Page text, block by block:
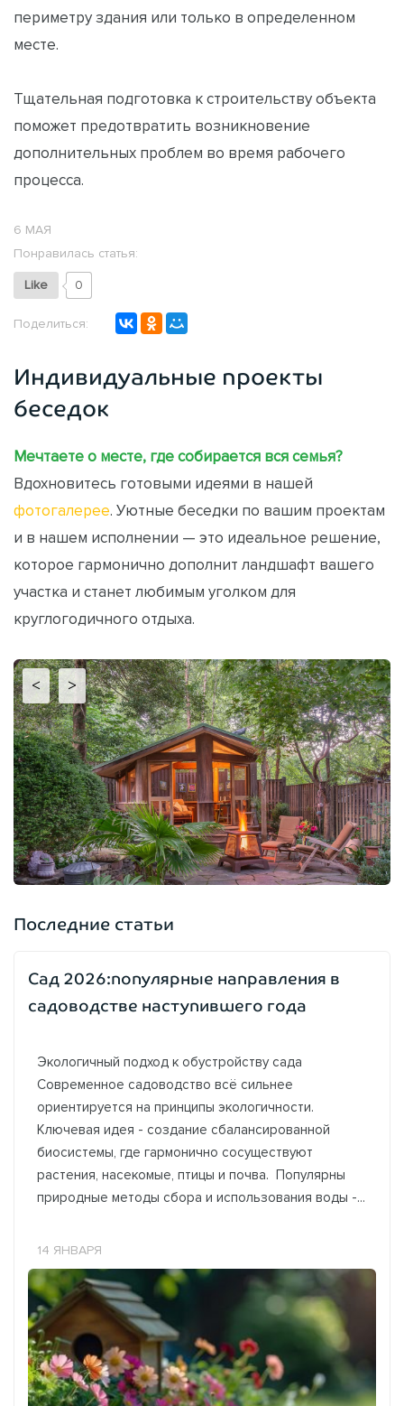
периметру здания или только в определенном
месте.
Тщательная подготовка к строительству объекта
поможет предотвратить возникновение
дополнительных проблем во время рабочего
процесса.
6 МАЯ
Понравилась статья:
Like 0
Поделиться:
Индивидуальные проекты
беседок
Мечтаете о месте, где собирается вся семья?
Вдохновитесь готовыми идеями в нашей
фотогалерее. Уютные беседки по вашим проектам
и в нашем исполнении — это идеальное решение,
которое гармонично дополнит ландшафт вашего
участка и станет любимым уголком для
круглогодичного отдыха.
< >
Последние статьи
Сад 2026:популярные направления в
садоводстве наступившего года
Экологичный подход к обустройству сада
Современное садоводство всё сильнее
ориентируется на принципы экологичности.
Ключевая идея - создание сбалансированной
биосистемы, где гармонично сосуществуют
растения, насекомые, птицы и почва. Популярны
природные методы сбора и использования воды -...
14 ЯНВАРЯ